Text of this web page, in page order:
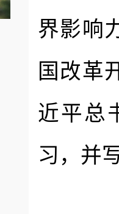
界影响
国改革
近平总
习，并